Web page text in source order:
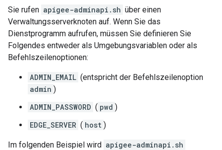
Sie rufen apigee-adminapi.sh über einen
Verwaltungsserverknoten auf. Wenn Sie das
Dienstprogramm aufrufen, müssen Sie definieren Sie
Folgendes entweder als Umgebungsvariablen oder als
Befehlszeilenoptionen:
ADMIN_EMAIL (entspricht der Befehlszeilenoption
admin )
ADMIN_PASSWORD ( pwd )
EDGE_SERVER ( host )
Im folgenden Beispiel wird apigee-adminapi.sh